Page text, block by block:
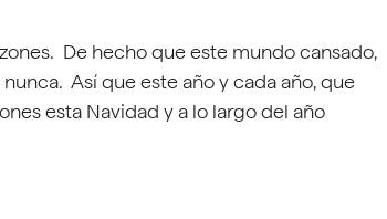
De hecho que este mundo cansado,
Así que este año y cada año, que
esta Navidad y a lo largo del año